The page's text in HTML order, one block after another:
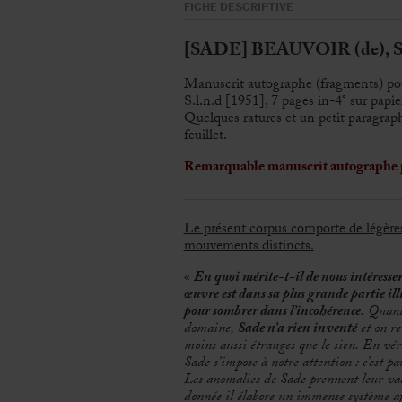
FICHE DESCRIPTIVE
[SADE] BEAUVOIR (de),
Manuscrit autographe (fragments)
S.l.n.d [1951], 7 pages in-4° sur
Quelques ratures et un petit
feuillet.
Remarquable manuscrit autographe
Le présent corpus comporte de
mouvements distincts.
«En quoi mérite-t-il de nous
œuvre est dans sa plus grande partie
pour sombrer dans l’incohérence.
domaine, Sade n’a rien inventéet on
moins aussi étranges que le sien. En
Sade s’impose à notre attention : c’est
Les anomalies de Sade prennent leur